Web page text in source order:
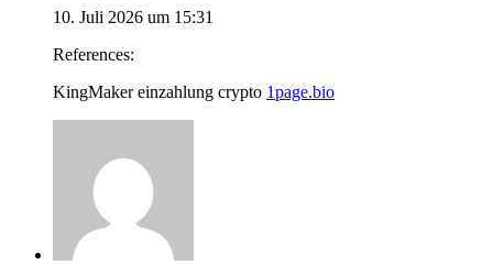
10. Juli 2026 um 15:31
References:
KingMaker einzahlung crypto 1page.bio